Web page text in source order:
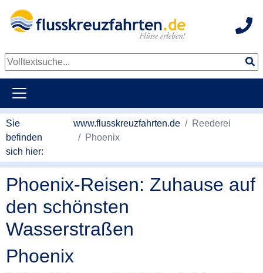
Sie
befinden
sich hier:
www.flusskreuzfahrten.de
Reederei
Phoenix
Phoenix-Reisen: Zuhause auf
den schönsten
Wasserstraßen
Phoenix